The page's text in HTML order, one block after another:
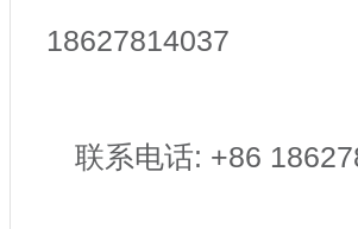
18627814037
联系电话: +86